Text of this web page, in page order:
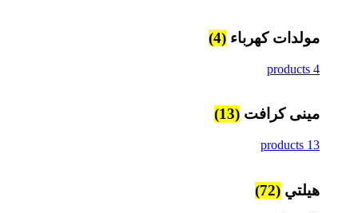
مولدات كهرباء (4)
4 products
مينى كرافت (13)
13 products
هيلتي (72)